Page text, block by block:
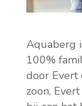
Aquaberg
100%
door Evert
zoon,